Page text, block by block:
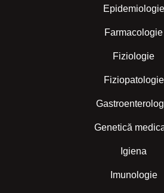
Epidemiologie
Farmacologie
Fiziologie
Fiziopatologie
Genetică
Igiena
Imunologie